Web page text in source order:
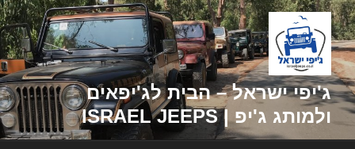
דילוג
לתוכן
ג'יפי ישראל – הבית לג'יפאים
ולמותג ג'יפ | ISRAEL JEEPS